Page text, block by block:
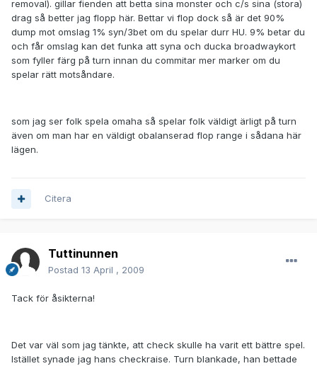
removal). gillar fienden att betta sina monster och c/s sina (stora)
drag så better jag flopp här. Bettar vi flop dock så är det 90%
dump mot omslag 1% syn/3bet om du spelar durr HU. 9% betar du
och får omslag kan det funka att syna och ducka broadwaykort
som fyller färg på turn innan du commitar mer marker om du
spelar rätt motsåndare.
som jag ser folk spela omaha så spelar folk väldigt ärligt på turn
även om man har en väldigt obalanserad flop range i sådana här
lägen.
Citera
Tuttinunnen
Postad 13 April , 2009
Tack för åsikterna!
Det var väl som jag tänkte, att check skulle ha varit ett bättre spel.
Istället synade jag hans checkraise. Turn blankade, han bettade